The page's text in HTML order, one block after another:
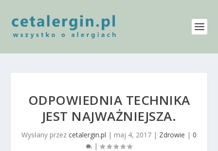
ODPOWIEDNIA TECHNIKA
JEST NAJWAŻNIEJSZA.
Wysłany przez cetalergin.pl | maj 4, 2017 | Zdrowie | 0
|